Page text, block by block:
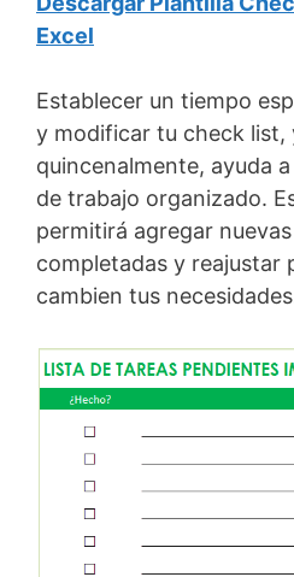
Excel
Establecer un tiempo
y modificar tu check list,
quincenalmente, ayuda
de trabajo organizado.
permitirá agregar
completadas y reajustar
cambien tus